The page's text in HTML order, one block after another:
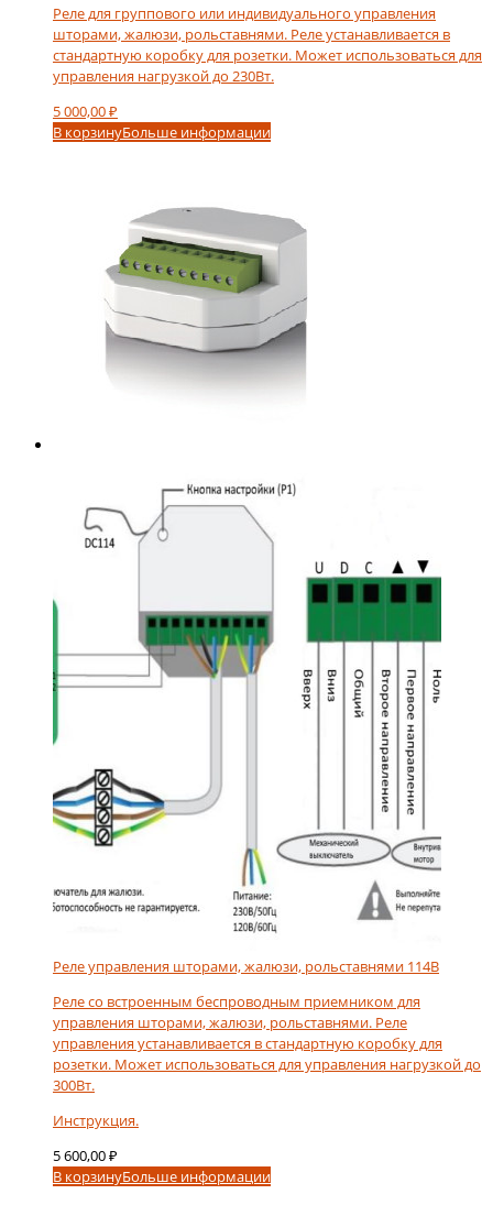
Реле для группового или индивидуального управления
шторами, жалюзи, рольставнями. Реле устанавливается в
стандартную коробку для розетки. Может использоваться для
управления нагрузкой до 230Вт.
5 000,00₽
В корзинуБольше информации
Реле управления шторами, жалюзи, рольставнями 114B
Реле со встроенным беспроводным приемником для
управления шторами, жалюзи, рольставнями. Реле
управления устанавливается в стандартную коробку для
розетки. Может использоваться для управления нагрузкой до
300Вт.
Инструкция.
5 600,00₽
В корзинуБольше информации